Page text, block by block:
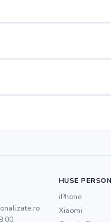
HUSE
iPhone
Xiaomi